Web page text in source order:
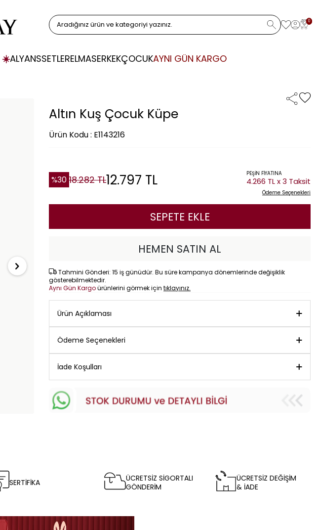
0
☀️ALYANSSETLERELMASERKEKÇOCUKAYNI GÜN KARGO
Altın Kuş Çocuk Küpe
Ürün Kodu : E1143216
%30 18.282TL12.797 TL PEŞİN FİYATINA
4.266 TL x 3 Taksit
Ödeme Seçenekleri
SEPETE EKLE
HEMEN SATIN AL
Tahmini Gönderi: 15 iş günüdür. Bu süre kampanya dönemlerinde değişiklik
gösterebilmektedir.
Aynı Gün Kargoürünlerini görmek için tıklayınız.
Ürün Açıklaması
Ödeme Seçenekleri
İade Koşulları
SERTİFİKA
ÜCRETSİZ SİGORTALI
GÖNDERİM
ÜCRETSİZ DEĞİŞİM
& İADE